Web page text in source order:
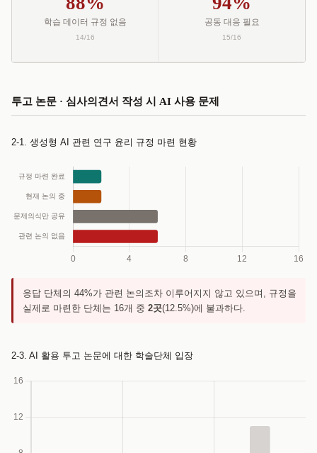
학습 데이터 규정 없음
14/16
공동 대응 필요
15/16
투고 논문 · 심사의견서 작성 시 AI 사용 문제
2-1. 생성형 AI 관련 연구 윤리 규정 마련 현황
응답 단체의 44%가 관련 논의조차 이루어지지 않고 있으며, 규정을
실제로 마련한 단체는 16개 중 2곳(12.5%)에 불과하다.
2-3. AI 활용 투고 논문에 대한 학술단체 입장